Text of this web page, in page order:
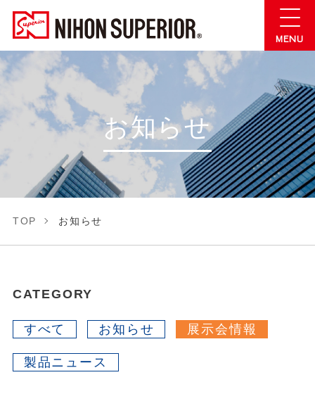
お知らせ
TOP お知らせ
CATEGORY
すべて お知らせ 展示会情報
製品ニュース